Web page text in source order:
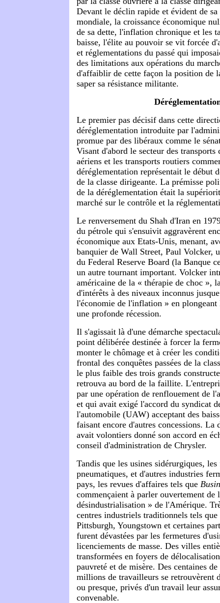
Devant le déclin rapide et évident de
mondiale, la croissance économique
de sa dette, l'inflation chronique et les
baisse, l'élite au pouvoir se vit forcée
et réglementations du passé qui
des limitations aux opérations du
d'affaiblir de cette façon la position de
saper sa résistance militante.
Le premier pas décisif dans cette
déréglementation introduite par
promue par des libéraux comme le
Visant d'abord le secteur des transports
aériens et les transports routiers
déréglementation représentait le début
de la classe dirigeante. La prémisse
de la déréglementation était la
marché sur le contrôle et la
Le renversement du Shah d'Iran en
du pétrole qui s'ensuivit aggravèrent
économique aux Etats-Unis, menant,
banquier de Wall Street, Paul Volcker,
du Federal Reserve Board (la Banque
un autre tournant important. Volcker
américaine de la « thérapie de choc »,
d'intérêts à des niveaux inconnus
l'économie de l'inflation » en plongeant
une profonde récession.
Il s'agissait là d'une démarche
point délibérée destinée à forcer la
monter le chômage et à créer les
frontal des conquêtes passées de la
le plus faible des trois grands
retrouva au bord de la faillite.
par une opération de renflouement de
et qui avait exigé l'accord du syndicat
l'automobile (UAW) acceptant des
faisant encore d'autres concessions.
avait volontiers donné son accord en
conseil d'administration de Chrysler.
Tandis que les usines sidérurgiques,
pneumatiques, et d'autres industries
pays, les revues d'affaires tels que
commençaient à parler ouvertement de
désindustrialisation » de l'Amérique.
centres industriels traditionnels tels
Pittsburgh, Youngstown et certaines
furent dévastées par les fermetures
licenciements de masse. Des villes
transformées en foyers de
pauvreté et de misère. Des centaines
millions de travailleurs se retrouvèrent
ou presque, privés d'un travail leur
convenable.